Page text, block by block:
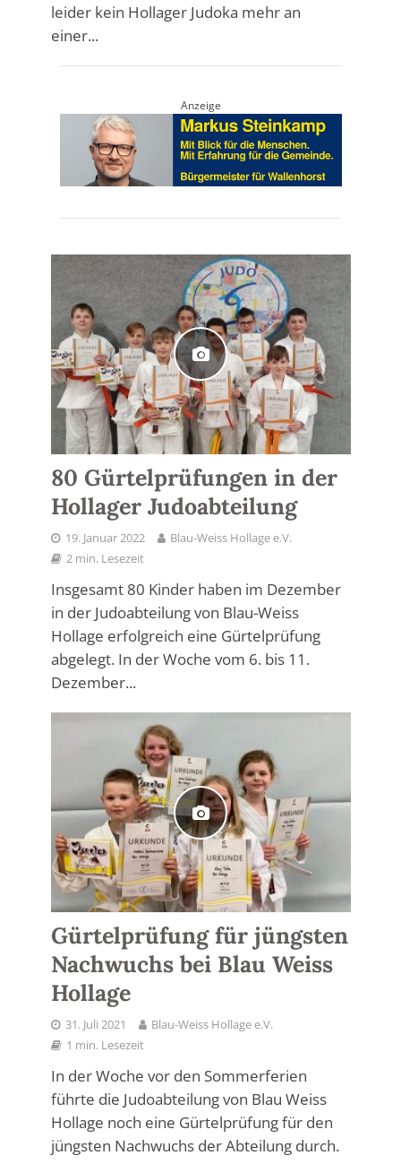
leider kein Hollager Judoka mehr an
einer...
Anzeige
80 Gürtelprüfungen in der
Hollager Judoabteilung
19. Januar 2022
Blau-Weiss Hollage e.V.
2 min. Lesezeit
Insgesamt 80 Kinder haben im Dezember
in der Judoabteilung von Blau-Weiss
Hollage erfolgreich eine Gürtelprüfung
abgelegt. In der Woche vom 6. bis 11.
Dezember...
Gürtelprüfung für jüngsten
Nachwuchs bei Blau Weiss
Hollage
31. Juli 2021
Blau-Weiss Hollage e.V.
1 min. Lesezeit
In der Woche vor den Sommerferien
führte die Judoabteilung von Blau Weiss
Hollage noch eine Gürtelprüfung für den
jüngsten Nachwuchs der Abteilung durch.